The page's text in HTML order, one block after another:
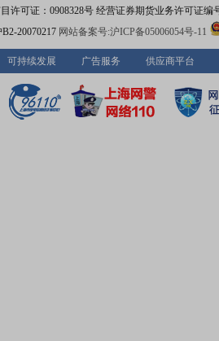
许可证：0908328号 经营证券期货业务许可证编
20070217 网站备案号:沪ICP备05006054号-11
可持续发展 广告服务 供应商平台